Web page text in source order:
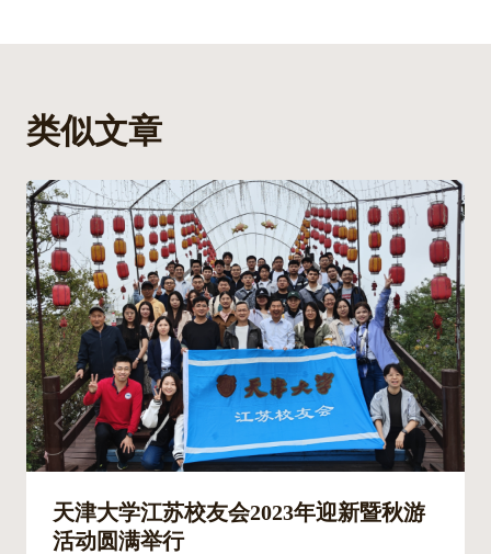
类似文章
天津大学江苏校友会2023年迎新暨秋游
活动圆满举行